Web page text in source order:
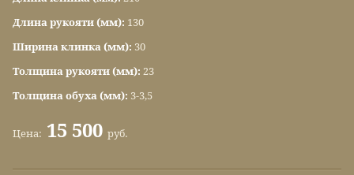
Длина рукояти (мм): 130
Ширина клинка (мм): 30
Толщина рукояти (мм): 23
Толщина обуха (мм): 3-3,5
Цена: 15 500 руб.